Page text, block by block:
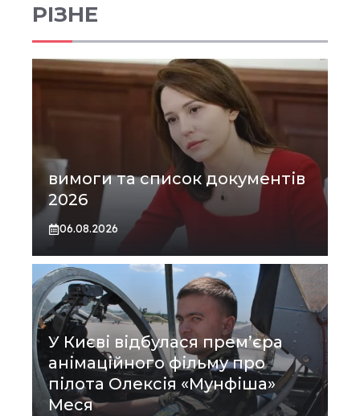
РІЗНЕ
вимоги та список документів
2026
06.08.2026
У Києві відбулася прем’єра
анімаційного фільму про
пілота Олексія «Мунфіша»
Меся